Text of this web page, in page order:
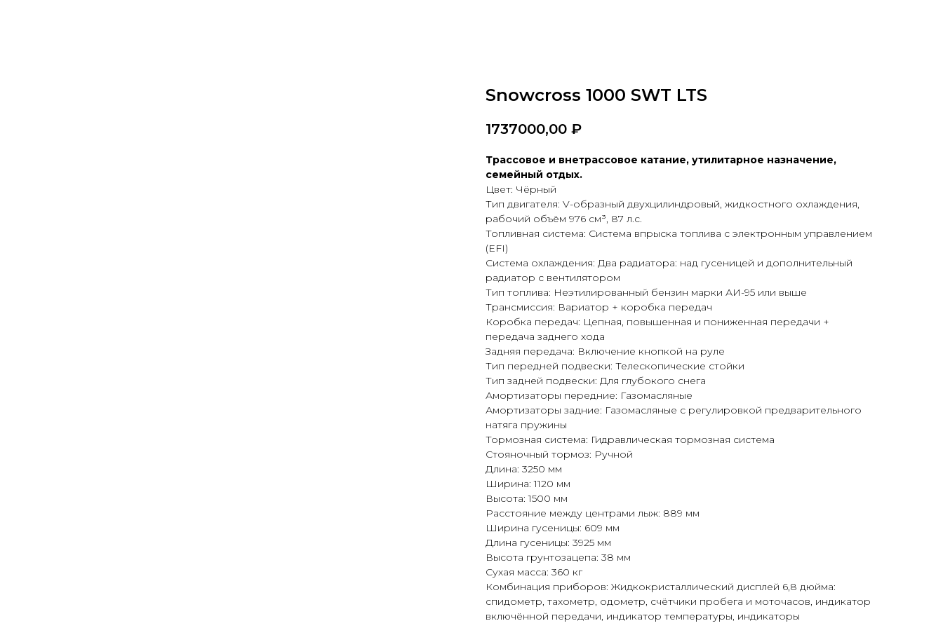
Snowcross 1000 SWT LTS
1737000,00 ₽
Трассовое и внетрассовое катание, утилитарное назначение,
семейный отдых.
Цвет: Чёрный
Тип двигателя: V-образный двухцилиндровый, жидкостного охлаждения,
рабочий объём 976 см³, 87 л.с.
Топливная система: Система впрыска топлива с электронным управлением
(EFI)
Система охлаждения: Два радиатора: над гусеницей и дополнительный
радиатор с вентилятором
Тип топлива: Неэтилированный бензин марки АИ-95 или выше
Трансмиссия: Вариатор + коробка передач
Коробка передач: Цепная, повышенная и пониженная передачи +
передача заднего хода
Задняя передача: Включение кнопкой на руле
Тип передней подвески: Телескопические стойки
Тип задней подвески: Для глубокого снега
Амортизаторы передние: Газомасляные
Амортизаторы задние: Газомасляные с регулировкой предварительного
натяга пружины
Тормозная система: Гидравлическая тормозная система
Стояночный тормоз: Ручной
Длина: 3250 мм
Ширина: 1120 мм
Высота: 1500 мм
Расстояние между центрами лыж: 889 мм
Ширина гусеницы: 609 мм
Длина гусеницы: 3925 мм
Высота грунтозацепа: 38 мм
Сухая масса: 360 кг
Комбинация приборов: Жидкокристаллический дисплей 6,8 дюйма:
спидометр, тахометр, одометр, счётчики пробега и моточасов, индикатор
включённой передачи, индикатор температуры, индикаторы